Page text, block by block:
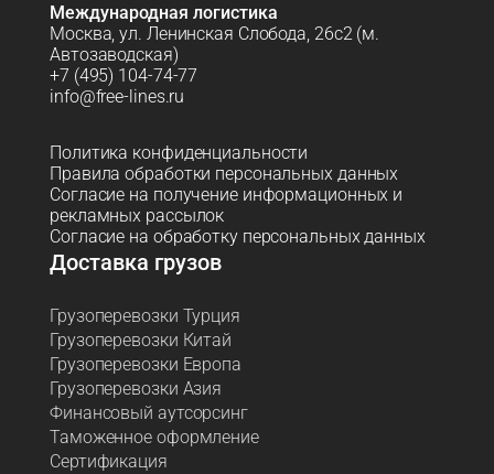
Международная логистика
Москва, ул. Ленинская Слобода, 26с2 (м.
Автозаводская)
+7 (495) 104-74-77
info@free-lines.ru
Политика конфиденциальности
Правила обработки персональных данных
Согласие на получение информационных и
рекламных рассылок
Согласие на обработку персональных данных
Доставка грузов
Грузоперевозки Турция
Грузоперевозки Китай
Грузоперевозки Европа
Грузоперевозки Азия
Финансовый аутсорсинг
Таможенное оформление
Сертификация